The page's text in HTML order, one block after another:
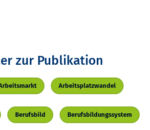
zur Publikation
Arbeitsplatzwandel
Berufsbild Berufsbildungssystem